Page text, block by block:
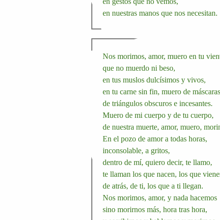
en nuestras manos que nos necesitan.
Nos morimos, amor, muero en tu
que no muerdo ni beso,
en tus muslos dulcísimos y vivos,
en tu carne sin fin, muero de
de triángulos obscuros e incesantes.
Muero de mi cuerpo y de tu cuerpo,
de nuestra muerte, amor, muero,
En el pozo de amor a todas horas,
inconsolable, a gritos,
dentro de mí, quiero decir, te llamo,
te llaman los que nacen, los que
de atrás, de ti, los que a ti llegan.
Nos morimos, amor, y nada hacemos
sino morirnos más, hora tras hora,